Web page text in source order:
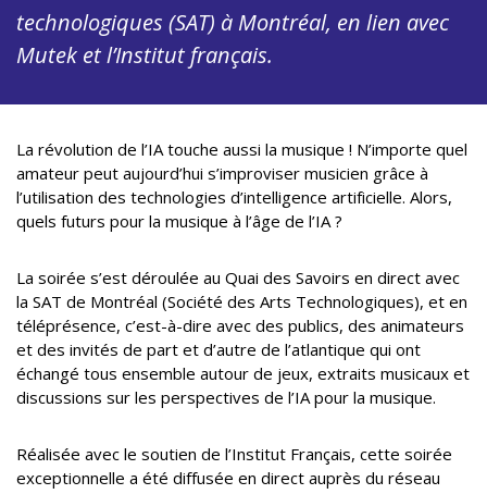
technologiques (SAT) à Montréal, en lien avec
Mutek et l’Institut français.
La révolution de l’IA touche aussi la musique ! N’importe quel
amateur peut aujourd’hui s’improviser musicien grâce à
l’utilisation des technologies d’intelligence artificielle. Alors,
quels futurs pour la musique à l’âge de l’IA ?
La soirée s’est déroulée au Quai des Savoirs en direct avec
la SAT de Montréal (Société des Arts Technologiques), et en
téléprésence, c’est-à-dire avec des publics, des animateurs
et des invités de part et d’autre de l’atlantique qui ont
échangé tous ensemble autour de jeux, extraits musicaux et
discussions sur les perspectives de l’IA pour la musique.
Réalisée avec le soutien de l’Institut Français, cette soirée
exceptionnelle a été diffusée en direct auprès du réseau